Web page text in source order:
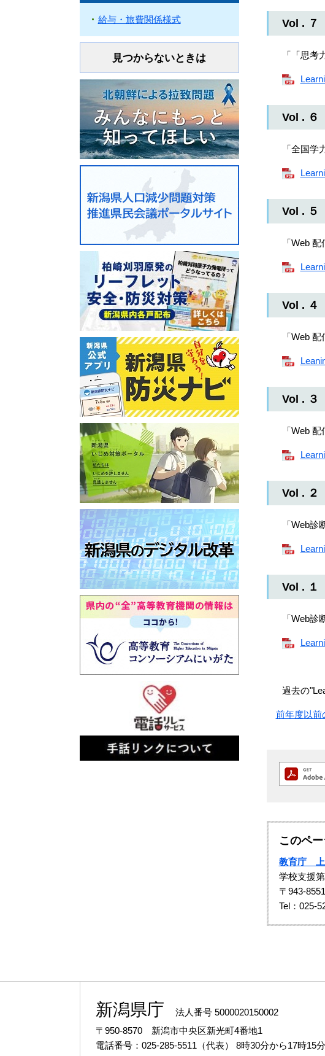
Vol . ７
「「思考
Vol . ６
「全国学
Vol . ５
「Web
Vol . ４
「Web
Vol . ３
「Web
Vol . ２
「Web
Vol . １
「Web
過去の
前年度以
このペ
教育庁 上
学校支援
〒943-8551
Tel：025-
給与・旅費関係様式
見つからないときは
新潟県庁
法人番号 5000020150002
〒950-8570 新潟市中央区新光町4番地1
電話番号：025-285-5511（代表）
8時30分から17時15